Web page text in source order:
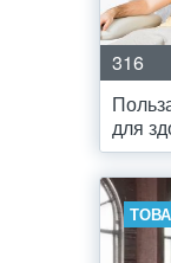
316
для